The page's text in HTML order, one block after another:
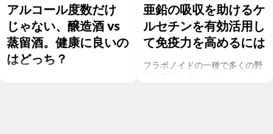
アルコール度数だけ
じゃない、醸造酒 vs
蒸留酒。健康に良いの
はどっち？
亜鉛の吸収を助けるケ
ルセチンを有効活用し
て免疫力を高めるには
フラボノイドの一種で多くの野
菜や果物に含まれるケルセチ